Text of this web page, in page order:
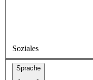
Soziales
Sprache